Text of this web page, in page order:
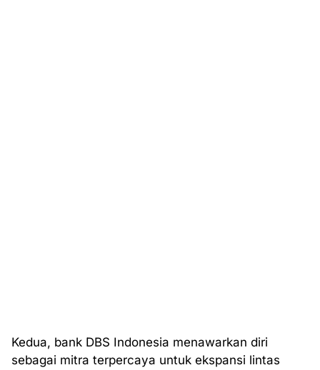
Kedua, bank DBS Indonesia menawarkan diri
sebagai mitra terpercaya untuk ekspansi lintas